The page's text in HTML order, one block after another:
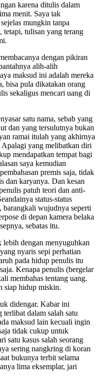
karena ditulis dalam
menit. Saya tak
mungkin tanpa
tetapi, tulisan yang terang
dengan pikiran
alih-alih
maksud ini adalah mereka
bisa pula dikatakan orang
sekaligus mencari uang di
satu nama, sebab yang
dan yang tersulutnya bukan
ramai itulah yang akhirnya
Apalagi yang melibatkan diri
mendapatkan tempat bagi
saya kemudian
premis saja, tidak
dan karyanya. Dan kesan
patuh teori dan anti-
status-status
wujudnya seperti
di depan kamera belaka
sebatas itu.
lebih dengan menyuguhkan
nyaris sepi perhatian
pada hidup penulis itu
Kenapa penulis (bergelar
membahas tentang uang.
siap hidup miskin.
didengar. Kabar ini
dalam salah satu
maksud lain kecuali ingin
tidak cukup untuk
satu kasus salah seorang
sering nangkring di koran
bukunya terbit selama
lima eksemplar, jari